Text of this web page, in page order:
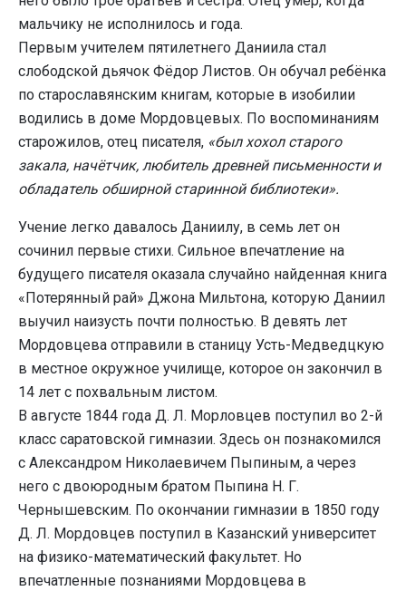
мальчику не исполнилось и года.
Первым учителем пятилетнего Даниила стал
слободской дьячок Фёдор Листов. Он обучал ребёнка
по старославянским книгам, которые в изобилии
водились в доме Мордовцевых. По воспоминаниям
старожилов, отец писателя, «был хохол старого
закала, начётчик, любитель древней письменности и
обладатель обширной старинной библиотеки».
Учение легко давалось Даниилу, в семь лет он
сочинил первые стихи. Сильное впечатление на
будущего писателя оказала случайно найденная книга
«Потерянный рай» Джона Мильтона, которую Даниил
выучил наизусть почти полностью. В девять лет
Мордовцева отправили в станицу Усть-Медведцкую
в местное окружное училище, которое он закончил в
14 лет с похвальным листом.
В августе 1844 года Д. Л. Морловцев поступил во 2-й
класс саратовской гимназии. Здесь он познакомился
с Александром Николаевичем Пыпиным, а через
него с двоюродным братом Пыпина Н. Г.
Чернышевским. По окончании гимназии в 1850 году
Д. Л. Мордовцев поступил в Казанский университет
на физико-математический факультет. Но
впечатленные познаниями Мордовцева в